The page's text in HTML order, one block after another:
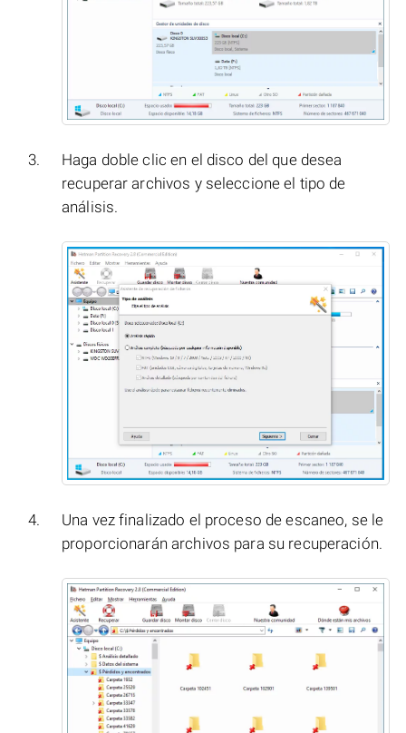
Haga doble clic en el disco del que desea
recuperar archivos y seleccione el tipo de
análisis.
Una vez finalizado el proceso de escaneo, se le
proporcionarán archivos para su recuperación.